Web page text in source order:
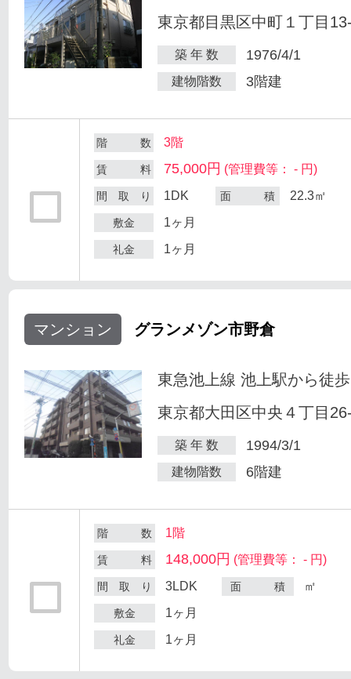
東京都目黒区中町１丁目
築 年 数 1976/4/1
建物階数 3階建
階 数 3階
賃 料 75,000円 (管理費等： - 円)
間 取 り 1DK 面 積 22.3㎡
敷金 1ヶ月
礼金 1ヶ月
マンション グランメゾン市野倉
東急池上線 池上駅から徒
東京都大田区中央４丁目
築 年 数 1994/3/1
建物階数 6階建
階 数 1階
賃 料 148,000円 (管理費等： - 円)
間 取 り 3LDK 面 積 ㎡
敷金 1ヶ月
礼金 1ヶ月